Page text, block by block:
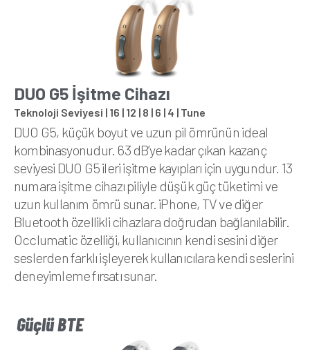
DUO G5 İşitme Cihazı
Teknoloji Seviyesi | 16 | 12 | 8 | 6 | 4 | Tune
DUO G5, küçük boyut ve uzun pil ömrünün ideal
kombinasyonudur. 63 dB’ye kadar çıkan kazanç
seviyesi DUO G5 ileri işitme kayıpları için uygundur. 13
numara işitme cihazı piliyle düşük güç tüketimi ve
uzun kullanım ömrü sunar. iPhone, TV ve diğer
Bluetooth özellikli cihazlara doğrudan bağlanılabilir.
Occlumatic özelliği, kullanıcının kendi sesini diğer
seslerden farklı işleyerek kullanıcılara kendi seslerini
deneyimleme fırsatı sunar.
Güçlü BTE